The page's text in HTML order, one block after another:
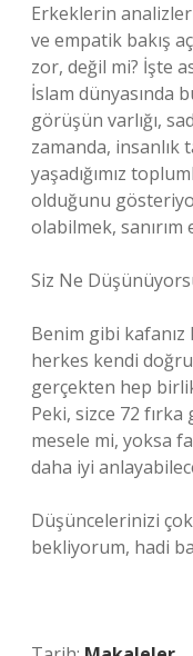
Erkeklerin
ve empatik bakış
zor, değil mi? İşte
İslam dünyasında
görüşün varlığı,
zamanda,
yaşadığımız
olduğunu
olabilmek, sanırım
Siz Ne
Benim gibi kafanız
herkes kendi
gerçekten hep
Peki, sizce 72
mesele mi, yoksa
daha iyi
Düşüncelerinizi
bekliyorum, hadi